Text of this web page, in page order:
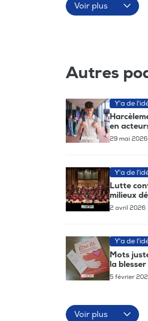
Voir plus
Autres
Y'a de
en
29 mai 2026
Y'a de
Lutte
milieux
2 avril 2026
Y'a de
Mots
la blesser
5 février
Voir plus